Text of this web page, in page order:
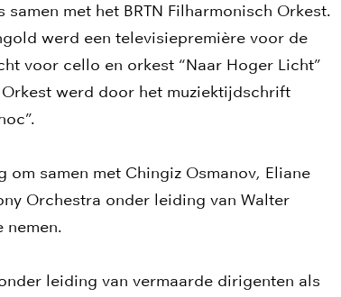
met het BRTN Filharmonisch Orkest.
werd een televisiepremière voor de
voor cello en orkest “Naar Hoger Licht”
Orkest werd door het muziektijdschrift
samen met Chingiz Osmanov, Eliane
Orchestra onder leiding van Walter
nemen.
leiding van vermaarde dirigenten als